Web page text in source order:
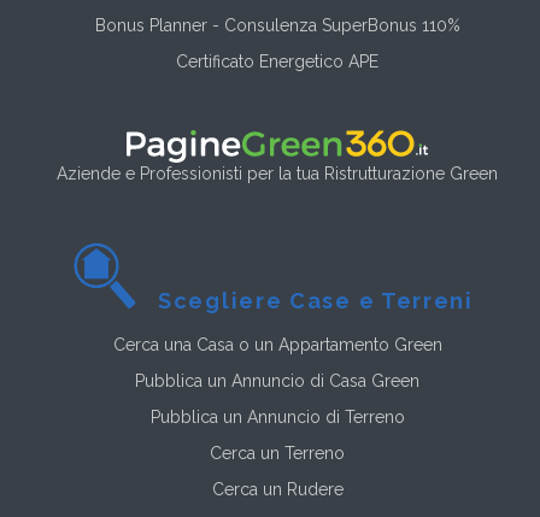
Bonus Planner - Consulenza SuperBonus 110%
Certificato Energetico APE
Aziende e Professionisti per la tua Ristrutturazione Green
Scegliere Case e Terreni
Cerca una Casa o un Appartamento Green
Pubblica un Annuncio di Casa Green
Pubblica un Annuncio di Terreno
Cerca un Terreno
Cerca un Rudere